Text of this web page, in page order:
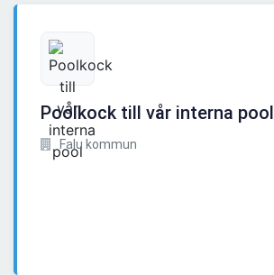
Poolkock till vår interna pool
Falu kommun